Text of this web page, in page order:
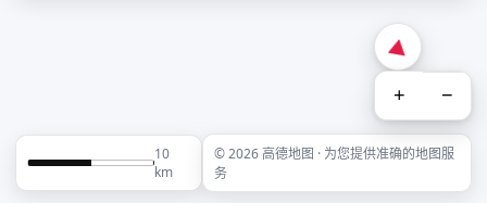
+ −
10
km
© 2026 高德地图 · 为您提供准确的地图服
务